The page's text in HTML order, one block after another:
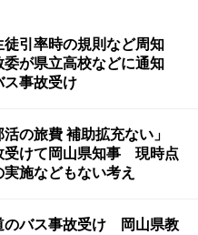
徒引率時の規則など周知
が県立高校などに通知
事故受け
活の旅費 補助拡充ない」
受けて岡山県知事 現時点
施などもない考え
のバス事故受け 岡山県教